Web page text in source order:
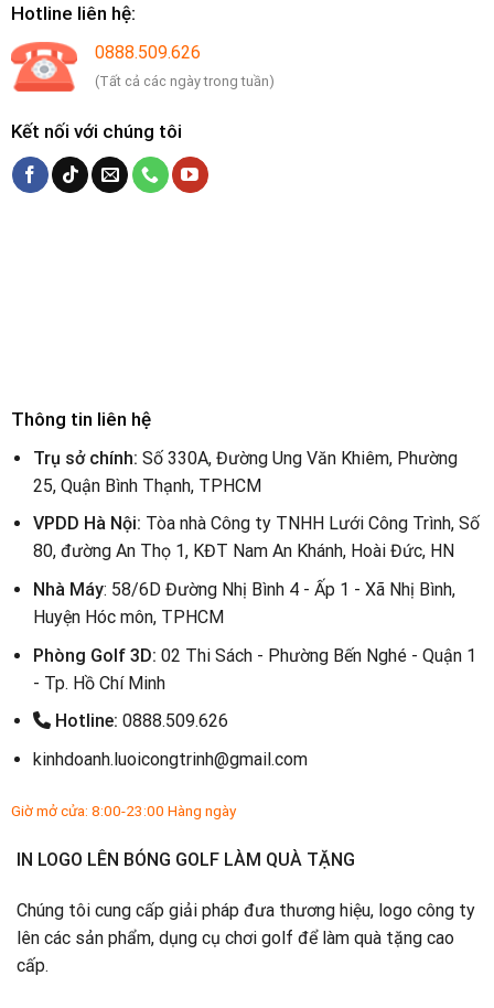
Hotline liên hệ:
0888.509.626
(Tất cả các ngày trong tuần)
Kết nối với chúng tôi
Thông tin liên hệ
Trụ sở chính: Số 330A, Đường Ung Văn Khiêm, Phường
25, Quận Bình Thạnh, TPHCM
VPDD Hà Nội: Tòa nhà Công ty TNHH Lưới Công Trình, Số
80, đường An Thọ 1, KĐT Nam An Khánh, Hoài Đức, HN
Nhà Máy: 58/6D Đường Nhị Bình 4 - Ấp 1 - Xã Nhị Bình,
Huyện Hóc môn, TPHCM
Phòng Golf 3D:02 Thi Sách - Phường Bến Nghé - Quận 1
- Tp. Hồ Chí Minh
Hotline: 0888.509.626
kinhdoanh.luoicongtrinh@gmail.com
Giờ mở cửa: 8:00-23:00 Hàng ngày
IN LOGO LÊN BÓNG GOLF LÀM QUÀ TẶNG
Chúng tôi cung cấp giải pháp đưa thương hiệu, logo công ty
lên các sản phẩm, dụng cụ chơi golf để làm quà tặng cao
cấp.